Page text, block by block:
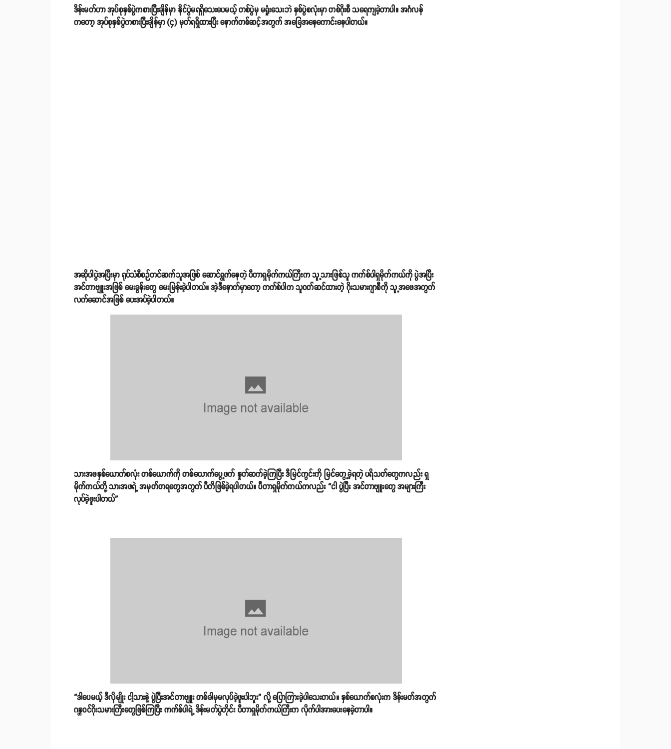
ဒိန်းမတ်ဟာ အုပ်စုနှစ်ပွဲကစားပြီးချိန်မှာ နိုင်ပွဲမရရှိသေးပေမယ့် တစ်ပွဲမှ မရှုံးသေးဘဲ နှစ်ပွဲစလုံးမှာ တစ်ဂိုးစီ သရေကျခဲ့တာပါ။ အင်္ဂလန်
ကတော့ အုပ်စုနှစ်ပွဲကစားပြီးချိန်မှာ (၄) မှတ်ရရှိထားပြီး နောက်တစ်ဆင့်အတွက် အခြေအနေကောင်းနေပါတယ်။
အဆိုပါပွဲအပြီးမှာ ရုပ်သံစီစဉ်တင်ဆက်သူအဖြစ် ဆောင်ရွက်နေတဲ့ ပီတာရှမိုက်ကယ်ကြီးက သူ့သားဖြစ်သူ ကက်စ်ပါရှမိုက်ကယ်ကို ပွဲအပြီး
အင်တာဗျူးအဖြစ် မေးခွန်းတွေ မေးမြန်းခဲ့ပါတယ်။ အဲ့ဒီနောက်မှာတော့ ကက်စ်ပါက သူဝတ်ဆင်ထားတဲ့ ဂိုးသမားဂျာစီကို သူ့အဖေအတွက်
လက်ဆောင်အဖြစ် ပေးအပ်ခဲ့ပါတယ်။
သားအဖနှစ်ယောက်စလုံး တစ်ယောက်ကို တစ်ယောက်ပွေ့ဖက် နှုတ်ဆက်ခဲ့ကြပြီး ဒီမြင်ကွင်းကို မြင်တွေ့ခဲ့ရတဲ့ ပရိသတ်တွေကလည်း ရှ
မိုက်ကယ်တို့ သားအဖရဲ့ အမှတ်တရတွေအတွက် ပီတိဖြစ်ခဲ့ရပါတယ်။ ပီတာရှမိုက်ကယ်ကလည်း “ငါ ပွဲပြီး အင်တာဗျူးတွေ အများကြီး
လုပ်ခဲ့ဖူးပါတယ်”
“ဒါပေမယ့် ဒီလိုမျိုး ငါ့သားနဲ့ ပွဲပြီးအင်တာဗျူး တစ်ခါမှမလုပ်ခဲ့ဖူးပါဘူး” လို့ ပြောကြားခဲ့ပါသေးတယ်။ နှစ်ယောက်စလုံးက​ ဒိန်းမတ်အတွက်
ဂန္တဝင်ဂိုးသမားကြီးတွေဖြစ်ကြပြီး ကက်စ်ပါရဲ့ ဒိန်းမတ်ပွဲတိုင်း ပီတာရှမိုက်ကယ်ကြီးက လိုက်ပါအားပေးနေခဲ့တာပါ။